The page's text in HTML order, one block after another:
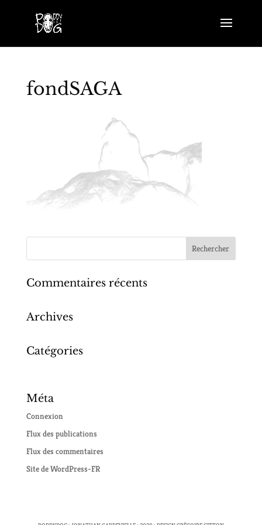
fondSAGA
Commentaires récents
Archives
Catégories
Méta
Connexion
Flux des publications
Flux des commentaires
Site de WordPress-FR